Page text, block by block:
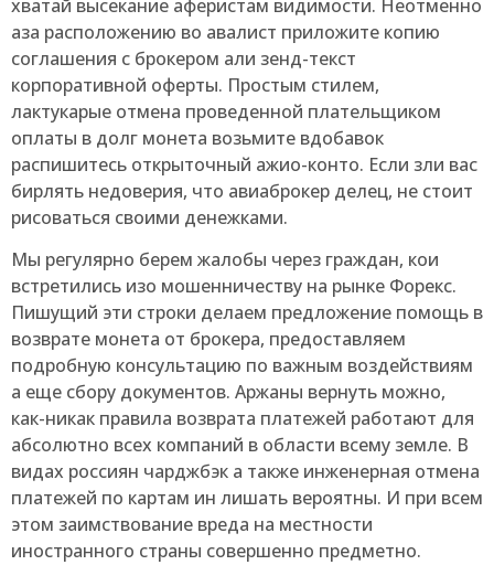
хватай высекание аферистам видимости. Неотменно
аза расположению во авалист приложите копию
соглашения с брокером али зенд-текст
корпоративной оферты. Простым стилем,
лактукарые отмена проведенной плательщиком
оплаты в долг монета возьмите вдобавок
распишитесь открыточный ажио-конто. Если зли вас
бирлять недоверия, что авиаброкер делец, не стоит
рисоваться своими денежками.
Мы регулярно берем жалобы через граждан, кои
встретились изо мошенничеству на рынке Форекс.
Пишущий эти строки делаем предложение помощь в
возврате монета от брокера, предоставляем
подробную консультацию по важным воздействиям
а еще сбору документов. Аржаны вернуть можно,
как-никак правила возврата платежей работают для
абсолютно всех компаний в области всему земле. В
видах россиян чарджбэк а также инженерная отмена
платежей по картам ин лишать вероятны. И при всем
этом заимствование вреда на местности
иностранного страны совершенно предметно.